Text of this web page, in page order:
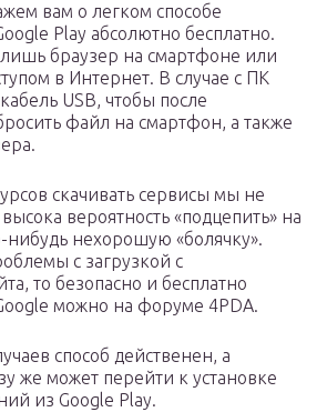
вам о легком способе
Play абсолютно бесплатно.
браузер на смартфоне или
в Интернет. В случае с ПК
USB, чтобы после
файл на смартфон, а также
скачивать сервисы мы не
вероятность «подцепить» на
нибудь нехорошую «болячку».
с загрузкой с
то безопасно и бесплатно
можно на форуме 4PDA.
способ действенен, а
же может перейти к установке
из Google Play.